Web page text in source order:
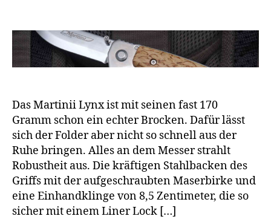
Das Martinii Lynx ist mit seinen fast 170
Gramm schon ein echter Brocken. Dafür lässt
sich der Folder aber nicht so schnell aus der
Ruhe bringen. Alles an dem Messer strahlt
Robustheit aus. Die kräftigen Stahlbacken des
Griffs mit der aufgeschraubten Maserbirke und
eine Einhandklinge von 8,5 Zentimeter, die so
sicher mit einem Liner Lock […]